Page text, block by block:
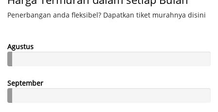
Penerbangan anda fleksibel? Dapatkan tiket murahnya disini
Agustus
September